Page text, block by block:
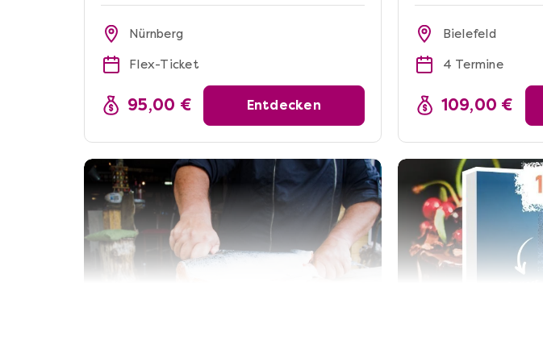
Nürnberg
Flex-Ticket
95,00 € Entdecken
Bielefeld
4 Termine
109,00 €